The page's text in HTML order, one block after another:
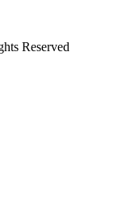
Reserved